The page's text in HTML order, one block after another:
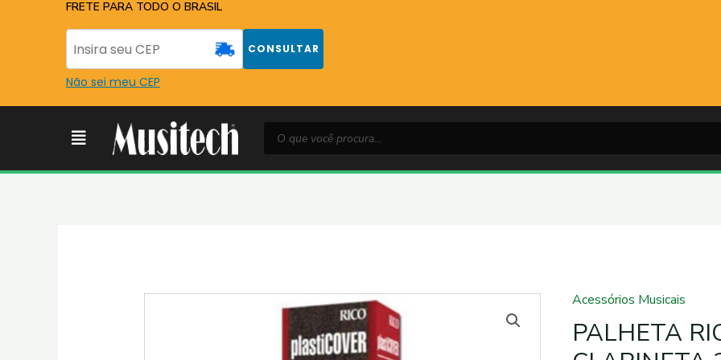
FRETE PARA TODO O BRASIL
CONSULTAR
Não sei meu CEP
Menu produtos
Acessórios Musicais
PALHETA
PALHETA
RICO
PLASTICOVER